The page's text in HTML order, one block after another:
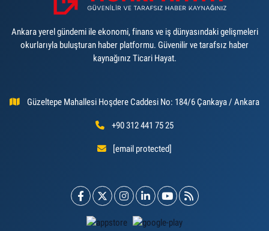
Ankara yerel gündemi ile ekonomi, finans ve iş dünyasındaki gelişmeleri
okurlarıyla buluşturan haber platformu. Güvenilir ve tarafsız haber
kaynağınız Ticari Hayat.
Güzeltepe Mahallesi Hoşdere Caddesi No: 184/6 Çankaya / Ankara
+90 312 441 75 25
[email protected]